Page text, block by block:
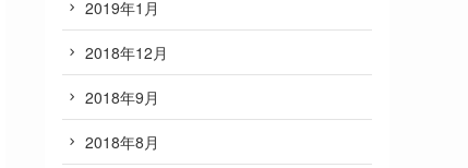
2019年1月
2018年12月
2018年9月
2018年8月